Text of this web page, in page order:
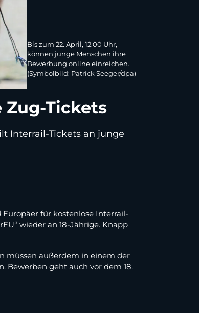
Bis zum 22. April, 12.00 Uhr,
können junge Menschen ihre
Bewerbung online einreichen.
(Symbolbild: Patrick Seeger/dpa)
Zug-Tickets
Interrail-Tickets an junge
für kostenlose Interrail-
wieder an 18-Jährige. Knapp
müssen außerdem in einem der
Bewerben geht auch vor dem 18.